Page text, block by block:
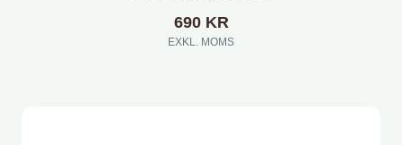
690 KR
EXKL. MOMS